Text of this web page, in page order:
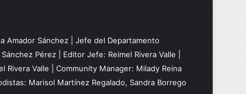
Amador Sánchez | Jefe del Departamento
Pérez | Editor Jefe: Reimel Rivera Valle |
Rivera Valle | Community Manager: Milady Reina
Marisol Martínez Regalado, Sandra Borrego